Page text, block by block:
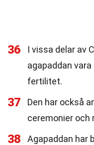
36
I vissa delar av
agapaddan
fertilitet.
37
Den har också
ceremonier och
38
Agapaddan har